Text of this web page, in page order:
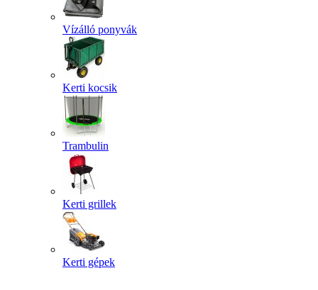
Vízálló ponyvák
Kerti kocsik
Trambulin
Kerti grillek
Kerti gépek